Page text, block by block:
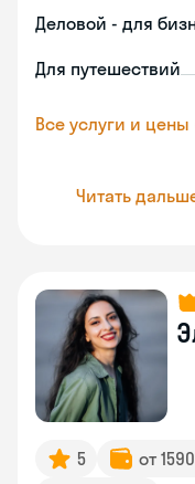
Деловой - для
Для путешествий
Все услуги и цены
Читать
5 от